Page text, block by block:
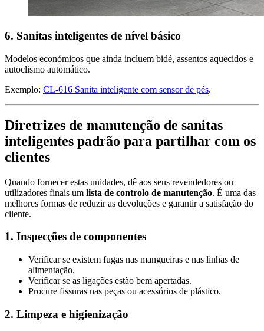
6. Sanitas inteligentes de nível básico
Modelos económicos que ainda incluem bidé, assentos aquecidos e
autoclismo automático.
Exemplo: CL-616 Sanita inteligente com sensor de pés.
Diretrizes de manutenção de sanitas
inteligentes padrão para partilhar com os
clientes
Quando fornecer estas unidades, dê aos seus revendedores ou
utilizadores finais um lista de controlo de manutenção. É uma das
melhores formas de reduzir as devoluções e garantir a satisfação do
cliente.
1. Inspecções de componentes
Verificar se existem fugas nas mangueiras e nas linhas de
alimentação.
Verificar se as ligações estão bem apertadas.
Procure fissuras nas peças ou acessórios de plástico.
2. Limpeza e higienização